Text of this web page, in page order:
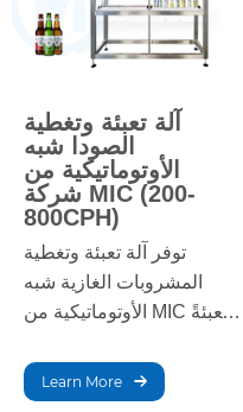
آلة تعبئة وتغطية
الصودا شبه
الأوتوماتيكية من
شركة MIC (200-
800CPH)
توفر آلة تعبئة وتغطية
المشروبات الغازية شبه
الأوتوماتيكية من MIC تعبئةً
الغازية. بفضل وظائفها شبه
الآلية، تضمن الآلة عملية
Learn More